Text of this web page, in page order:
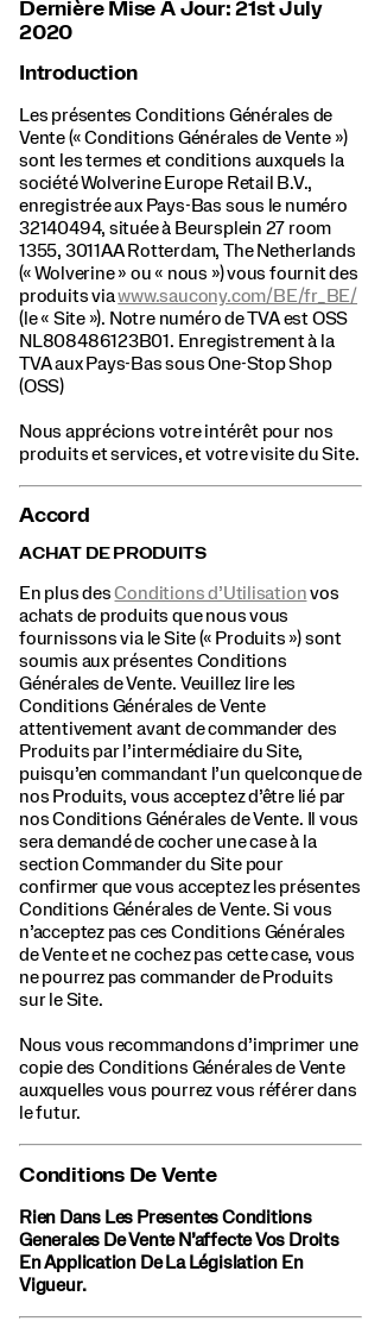
Dernière Mise À Jour: 21st July
2020
Introduction
Les présentes Conditions Générales de
Vente (« Conditions Générales de Vente »)
sont les termes et conditions auxquels la
société Wolverine Europe Retail B.V.,
enregistrée aux Pays-Bas sous le numéro
32140494, située à Beursplein 27 room
1355, 3011AA Rotterdam, The Netherlands
(« Wolverine » ou « nous ») vous fournit des
produits viawww.saucony.com/BE/fr_BE/
(le « Site »). Notre numéro de TVA est OSS
NL808486123B01. Enregistrement à la
TVA aux Pays-Bas sous One-Stop Shop
(OSS)
Nous apprécions votre intérêt pour nos
produits et services, et votre visite du Site.
Accord
ACHAT DE PRODUITS
En plus desConditions d’Utilisationvos
achats de produits que nous vous
fournissons via le Site (« Produits ») sont
soumis aux présentes Conditions
Générales de Vente. Veuillez lire les
Conditions Générales de Vente
attentivement avant de commander des
Produits par l’intermédiaire du Site,
puisqu’en commandant l’un quelconque de
nos Produits, vous acceptez d’être lié par
nos Conditions Générales de Vente. Il vous
sera demandé de cocher une case à la
section Commander du Site pour
confirmer que vous acceptez les présentes
Conditions Générales de Vente. Si vous
n’acceptez pas ces Conditions Générales
de Vente et ne cochez pas cette case, vous
ne pourrez pas commander de Produits
sur le Site.
Nous vous recommandons d’imprimer une
copie des Conditions Générales de Vente
auxquelles vous pourrez vous référer dans
le futur.
Conditions De Vente
Rien Dans Les Presentes Conditions
Generales De Vente N’affecte Vos Droits
En Application De La Législation En
Vigueur.